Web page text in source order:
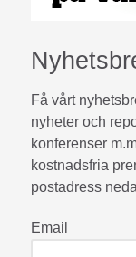
Få vårt
nyheter och
konferenser
kostnadsfria
postadress
Email